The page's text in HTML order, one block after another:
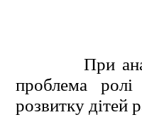
При
проблема
розвитку дітей